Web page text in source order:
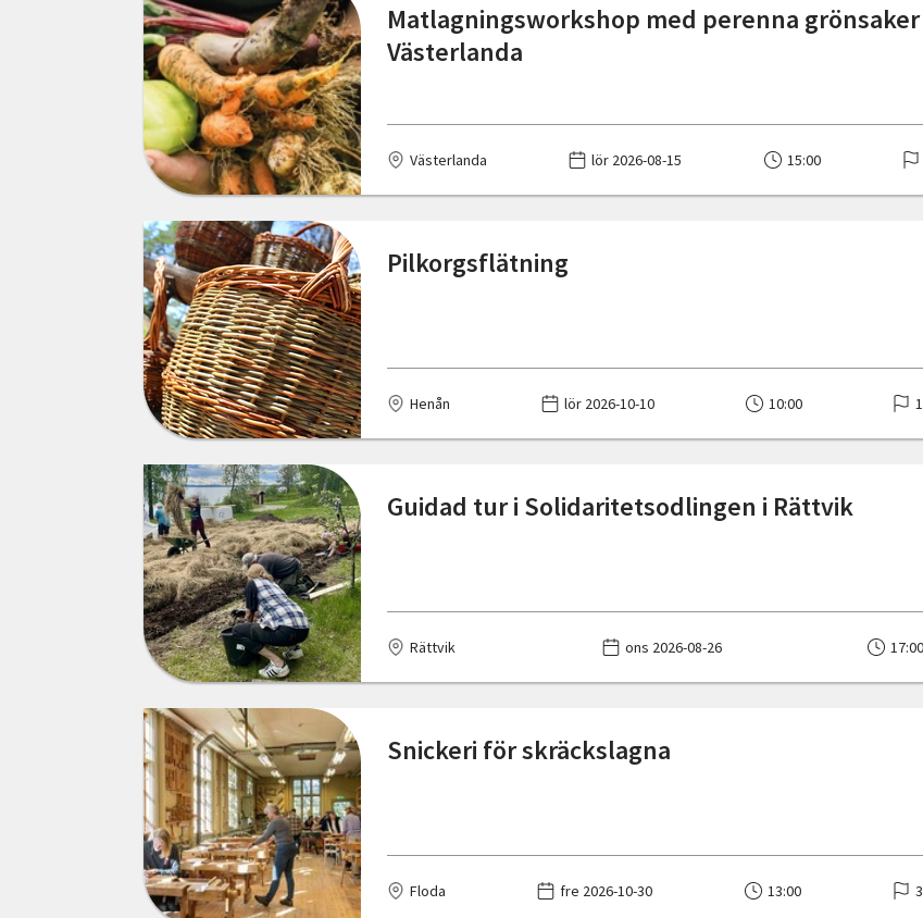
Västernorrlands län
Västmanlands län
Västra Götalands län
Örebro län
Härryda
Höör
Karlshamn
Karlskrona
Kinna
Kungsbacka
Laxå
Lilla Edet
Linköping
Lit
Malmö
Mariestad
Mullsjö
Mölndal
Nybro
Nyköping
Offerdal
Olofström
Matlagningsworkshop med perenna
Västerlanda
Västerlanda lör 2026-08-15 15:00
Pilkorgsflätning
Henån lör 2026-10-10 10:00
Guidad tur i Solidaritetsodlingen i Rättvik
Rättvik ons 2026-08-26 17:00
Snickeri för skräckslagna
Floda fre 2026-10-30 13:00